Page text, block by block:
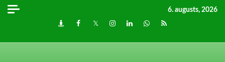
Skip
6. augusts, 2026
DraugiemFacebook
TwitterInstagram
LinkedInwhatsapp
RSS